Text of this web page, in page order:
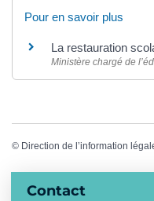
Pour en savoir plus
La restauration
Ministère chargé de
© Direction de l’information
Informations
Contact